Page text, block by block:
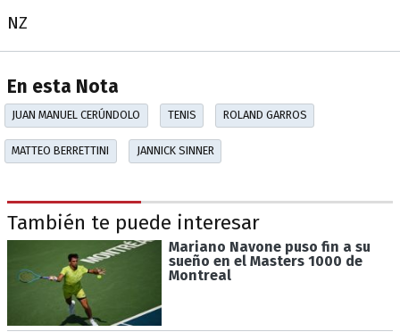
NZ
En esta Nota
JUAN MANUEL CERÚNDOLO TENIS ROLAND GARROS
MATTEO BERRETTINI JANNICK SINNER
También te puede interesar
Mariano Navone puso fin a su
sueño en el Masters 1000 de
Montreal